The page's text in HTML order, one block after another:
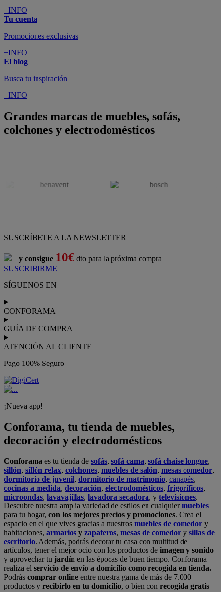
+INFO
Tu cuenta
Promociones exclusivas
+INFO
El blog
Busca tu inspiración
+INFO
Grandes marcas de muebles, sofás,
colchones y electrodomésticos
SUSCRÍBETE A LA NEWSLETTER
y consigue 10€ dto para la próxima compra
SUSCRIBIRME
SÍGUENOS EN
CONFORAMA
GUÍA DE COMPRA
ATENCIÓN AL CLIENTE
Pago 100% Seguro
¡Nueva app!
Conforama, tu tienda de muebles,
decoración y electrodomésticos
Conforama es tu tienda de sofás, sofá cama, sofá chaise longue,
sillón, sillón relax, colchones, muebles de salón, mesas comedor,
dormitorio de juvenil, dormitorio de matrimonio, canapés,
cocinas a medida, decoración, electrodomésticos, frigoríficos,
microondas, lavavajillas, lavadora secadora, y televisiones.
Descubre nuestra amplia variedad de estilos en cualquiermuebles
para tu hogar, con los mejores precios y promociones. Crea el
espacio en el que vives gracias a nuestros muebles de comedor y
habitaciones, armarios y zapateros, mesas de comedor y sillas de
escritorio. Además, podrás decorar tu casa con multitud de
artículos, tener el mejor ocio con los productos de imagen y sonido
y aprovechar tu jardín en las épocas de buen tiempo. Conforama
realiza el servicio de envío a domicilio como recogida en tienda.
Podrás comprar online entre nuestra gama de más de 7.000
productos y recibirlo en tu domicilio, o bien con recogida gratis